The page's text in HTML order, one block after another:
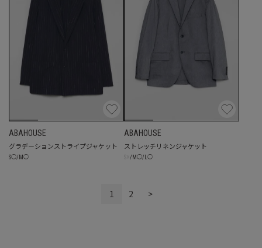
ABAHOUSE
グラデーションストライプジャケット
S◯/ M ◯
ABAHOUSE
ストレッチリネンジャケット
/ M ◯/ L◯
1 2 >